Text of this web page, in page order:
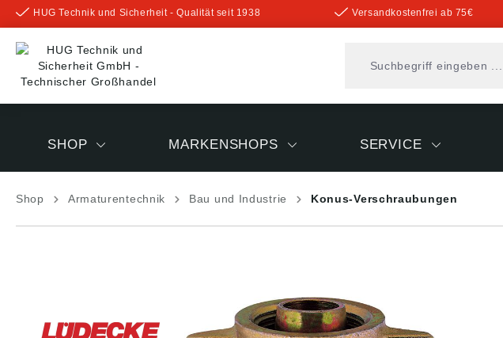
springen
HUG Technik und Sicherheit - Qualität seit 1938 Versandkostenfrei ab 75€
SHOP MARKENSHOPS SERVICE
Shop Armaturentechnik Bau und Industrie Konus-Verschraubungen